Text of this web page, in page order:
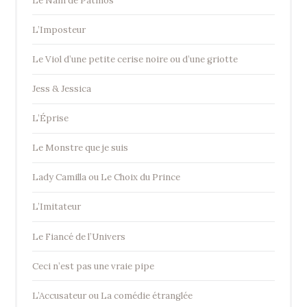
L’Imposteur
Le Viol d’une petite cerise noire ou d’une griotte
Jess & Jessica
L’Éprise
Le Monstre que je suis
Lady Camilla ou Le Choix du Prince
L’Imitateur
Le Fiancé de l’Univers
Ceci n’est pas une vraie pipe
L’Accusateur ou La comédie étranglée